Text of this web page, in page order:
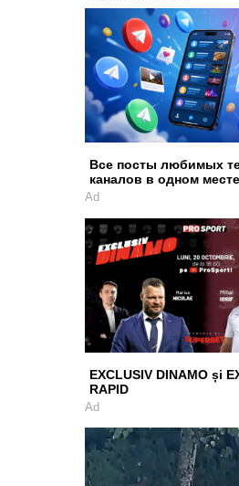
Все посты любимых
каналов в одном
Ad
EXCLUSIV DINAMO și
RAPID
Ad